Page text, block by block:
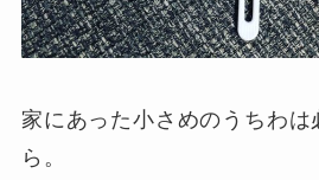
家にあった小さめのうちわ
ら。